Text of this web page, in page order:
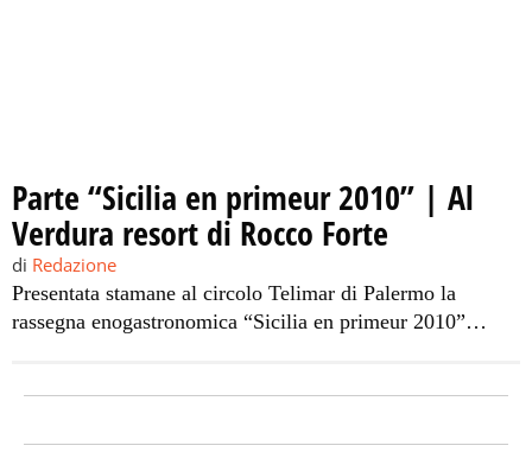
Parte “Sicilia en primeur 2010” | Al
Verdura resort di Rocco Forte
di Redazione
Presentata stamane al circolo Telimar di Palermo la
rassegna enogastronomica “Sicilia en primeur 2010”